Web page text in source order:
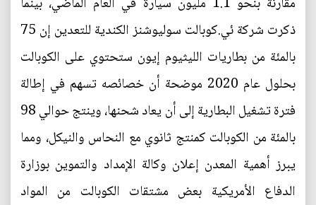
ذكرت شركة ئي.كوبالت سوليوشنز الكندية للتعدين إن 75
بالمئة من بطاريات الليثيوم إيون ستحتوي على الكوبالت
بحلول عام 2020 موضحة أن خصائصه تسهم في إطالة
فترة تشغيل البطارية إلى أن يعاد شحنها، وينتج حوالي 98
بالمئة من الكوبالت كمنتج ثانوي مع النحاس والنيكل، ومما
يبرز أهمية المعدن إعلان وكالة الإمداد والتموين بوزارة
الدفاع الأمريكية بعض مشتقات الكوبالت من المواد